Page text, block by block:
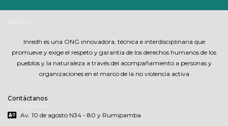
Inredh es una ONG innovadora, técnica e interdisciplinaria que
promueve y exige el respeto y garantia de los derechos humanos de los
pueblos y la naturaleza a través del acompañamiento a personas y
organizaciones en el marco de la no violencia activa
Contáctanos
Av. 10 de agosto N34 - 80 y Rumipamba